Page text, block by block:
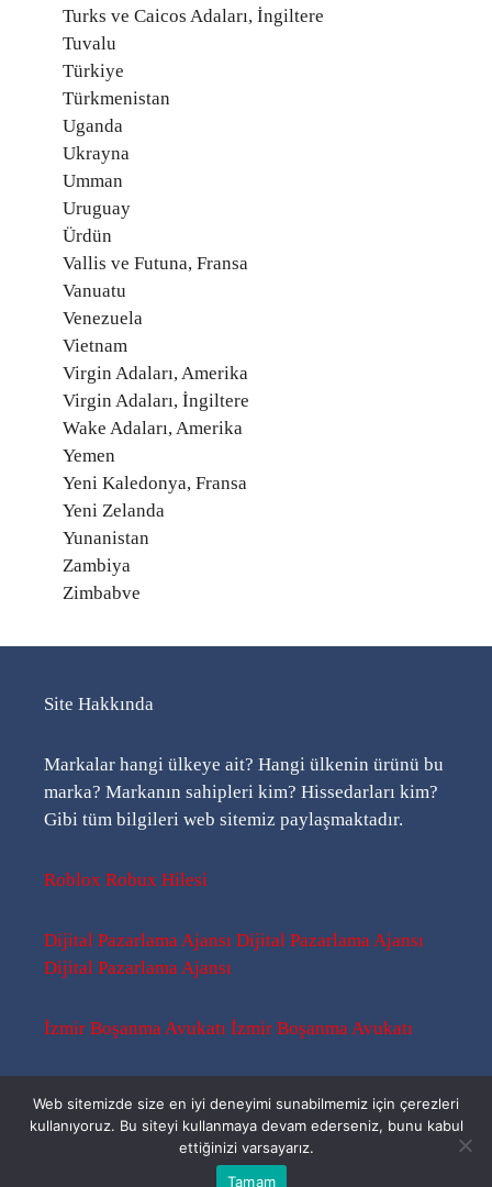
Turks ve Caicos Adaları, İngiltere
Tuvalu
Türkiye
Türkmenistan
Uganda
Ukrayna
Umman
Uruguay
Ürdün
Vallis ve Futuna, Fransa
Vanuatu
Venezuela
Vietnam
Virgin Adaları, Amerika
Virgin Adaları, İngiltere
Wake Adaları, Amerika
Yemen
Yeni Kaledonya, Fransa
Yeni Zelanda
Yunanistan
Zambiya
Zimbabve
Site Hakkında
Markalar hangi ülkeye ait? Hangi ülkenin ürünü bu
marka? Markanın sahipleri kim? Hissedarları kim?
Gibi tüm bilgileri web sitemiz paylaşmaktadır.
Roblox Robux Hilesi
Dijital Pazarlama Ajansı Dijital Pazarlama Ajansı
Dijital Pazarlama Ajansı
İzmir Boşanma Avukatı İzmir Boşanma Avukatı
Bu Kimin Ürünü ? | 2026 ©
Web sitemizde size en iyi deneyimi sunabilmemiz için çerezleri
kullanıyoruz. Bu siteyi kullanmaya devam ederseniz, bunu kabul
ettiğinizi varsayarız.
Tamam